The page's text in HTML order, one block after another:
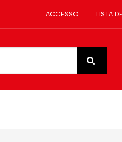
ACCESSO LISTA